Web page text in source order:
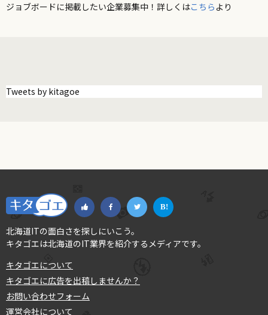
ジョブボードに掲載したい企業募集中！詳しくはこちら より
Tweets by kitagoe
北海道ITの面白さを探しにいこう。
キタゴエは北海道のIT業界を紹介するメディアです。
キタゴエについて
キタゴエに広告を出稿しませんか？
お問い合わせフォーム
運営会社について